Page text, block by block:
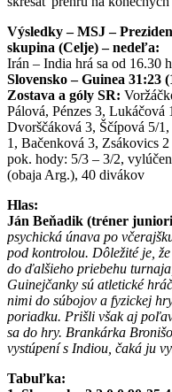
Výsledky – MSJ –
skupina (Celje) – nedeľa:
Irán – India hrá sa od 16.30 h
Slovensko – Guinea 31:23
Zostava a góly SR:
Pálová, Pénzes 3,
Dvorščáková 3, Ščípová 5/
1, Bačenková 3, Zsákovics 2
pok. hody: 5/3 – 3/2,
(obaja Arg.), 40 divákov
Hlas:
Ján Beňadik (tréner
psychická únava po
pod kontrolou. Dôležité je,
do ďalšieho priebehu
Guinejčanky sú atletické
nimi do súbojov a fyzickej
poriadku. Prišli však aj
sa do hry. Brankárka
vystúpení s Indiou, čaká ju
Tabuľka: